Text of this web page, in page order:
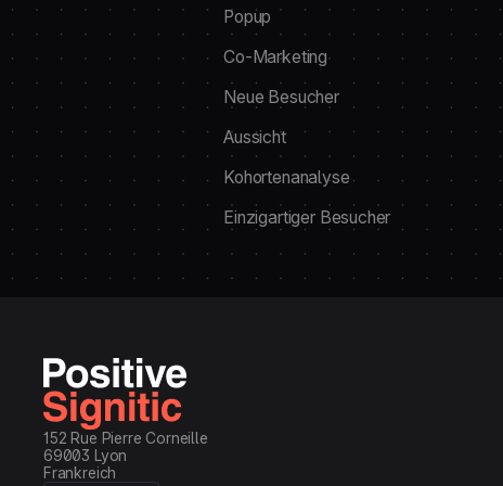
Popup
Co-Marketing
Neue Besucher
Aussicht
Kohortenanalyse
Einzigartiger Besucher
152 Rue Pierre Corneille
69003 Lyon
Frankreich